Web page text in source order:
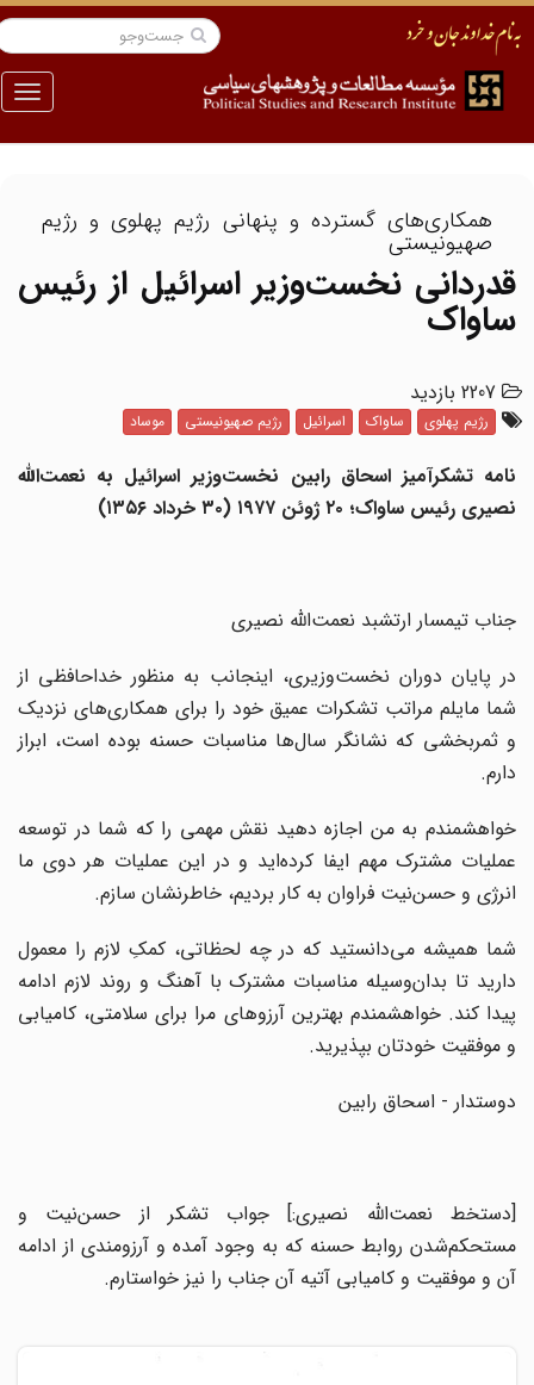
منو
همکاری‌های گسترده و پنهانی رژیم پهلوی و رژیم
صهیونیستی
قدردانی نخست‌وزیر اسرائیل از رئیس
ساواک
2207 بازدید
رژیم پهلوی ساواک اسرائیل رژیم صهیونیستی موساد
نامه تشکرآمیز اسحاق رابین نخست‌وزیر اسرائیل به نعمت‌الله
نصیری رئیس ساواک؛ ۲۰ ژوئن ۱۹۷۷ (۳۰ خرداد ۱۳۵۶)
جناب تیمسار ارتشبد نعمت‌الله نصیری
در پایان دوران نخست‌وزیری، اینجانب به منظور خداحافظی از
شما مایلم مراتب تشکرات عمیق خود را برای همکاری‌های نزدیک
و ثمربخشی که نشانگر سال‌ها مناسبات حسنه بوده است، ابراز
دارم.
خواهشمندم به من اجازه دهید نقش مهمی را که شما در توسعه
عملیات مشترک مهم ایفا کرده‌اید و در این عملیات هر دوی ما
انرژی و حسن‌نیت فراوان به کار بردیم، خاطرنشان سازم.
شما همیشه می‌دانستید که در چه لحظاتی، کمکِ لازم را معمول
دارید تا بدان‌وسیله مناسبات مشترک با آهنگ و روند لازم ادامه
پیدا کند. خواهشمندم بهترین آرزوهای مرا برای سلامتی، کامیابی
و موفقیت خودتان بپذیرید.
دوستدار - اسحاق رابین
[دستخط نعمت‌الله نصیری:] جواب تشکر از حسن‌نیت و
مستحکم‌شدن روابط حسنه که به وجود آمده و آرزومندی از ادامه
آن و موفقیت و کامیابی آتیه آن جناب را نیز خواستارم.